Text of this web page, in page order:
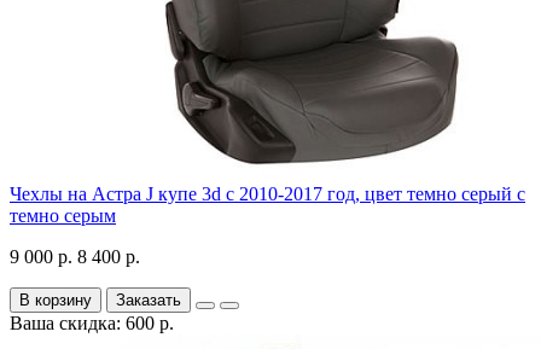
Чехлы на Астра J купе 3d с 2010-2017 год, цвет темно серый с
темно серым
9 000 р. 8 400 р.
В корзину Заказать
Ваша скидка: 600 р.